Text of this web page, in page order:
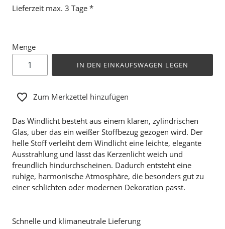
Lieferzeit max. 3 Tage *
Menge
IN DEN EINKAUFSWAGEN LEGEN
Zum Merkzettel hinzufügen
Das Windlicht besteht aus einem klaren, zylindrischen
Glas, über das ein weißer Stoffbezug gezogen wird. Der
helle Stoff verleiht dem Windlicht eine leichte, elegante
Ausstrahlung und lässt das Kerzenlicht weich und
freundlich hindurchscheinen. Dadurch entsteht eine
ruhige, harmonische Atmosphäre, die besonders gut zu
einer schlichten oder modernen Dekoration passt.
Schnelle und klimaneutrale Lieferung